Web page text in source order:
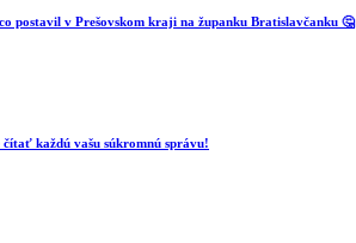
postavil v Prešovskom kraji na županku Bratislavčanku 🤔
čítať každú vašu súkromnú správu!